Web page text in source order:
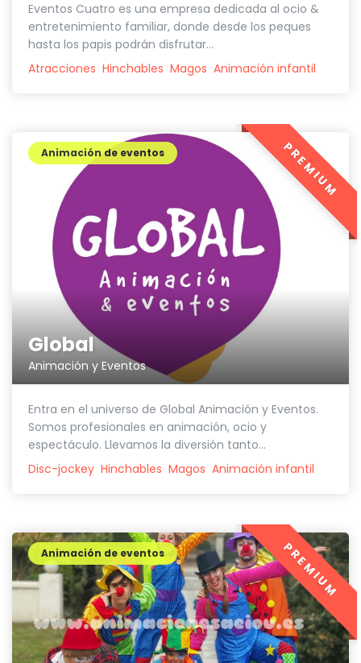
Eventos Cuatro es una empresa dedicada al ocio &
entretenimiento familiar, donde desde los peques
hasta los papis podrán disfrutar...
Atracciones Hinchables Magos Animación infantil
Global
Animación y Eventos
Animación de eventos
Entra en el universo de Global Animación y Eventos.
Somos profesionales en animación, ocio y
espectáculo. Llevamos la diversión tanto...
Disc-jockey Hinchables Magos Animación infantil
PREMIUM
Animación de eventos PREMIUM